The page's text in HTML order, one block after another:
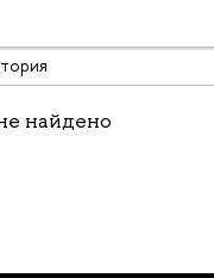
найдено